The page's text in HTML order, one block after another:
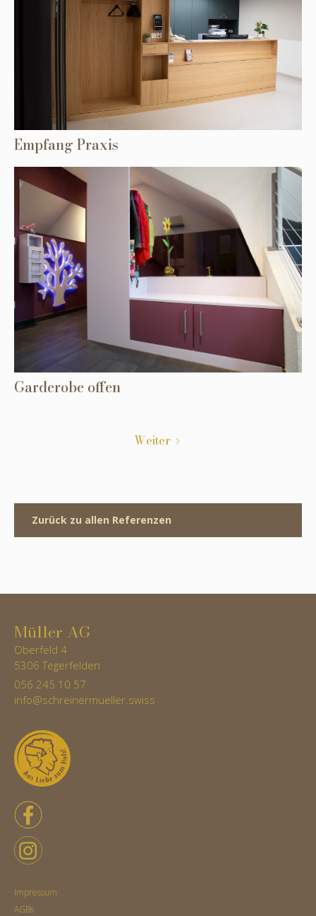
Empfang Praxis
Garderobe offen
Weiter
Zurück zu allen Referenzen
Müller AG
Oberfeld 4
5306 Tegerfelden
056 245 10 57
info@schreinermueller.swiss
Impressum
AGBs